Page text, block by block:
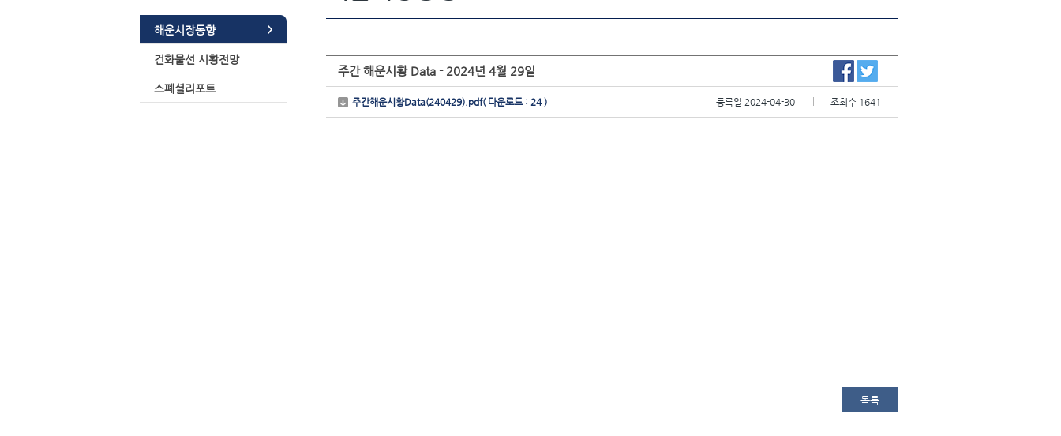
해운시장동향
건화물선 시황전망
스폐셜리포트
주간 해운시황 Data - 2024년 4월 29일
주간해운시황Data(240429).pdf( 다운로드 : 24 ) 등록일 2024-04-30 조회수 1641
목록